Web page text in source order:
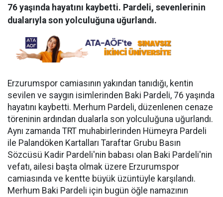
76 yaşında hayatını kaybetti. Pardeli, sevenlerinin
dualarıyla son yolculuğuna uğurlandı.
Erzurumspor camiasının yakından tanıdığı, kentin
sevilen ve saygın isimlerinden Baki Pardeli, 76 yaşında
hayatını kaybetti. Merhum Pardeli, düzenlenen cenaze
töreninin ardından dualarla son yolculuğuna uğurlandı.
Aynı zamanda TRT muhabirlerinden Hümeyra Pardeli
ile Palandöken Kartalları Taraftar Grubu Basın
Sözcüsü Kadir Pardeli'nin babası olan Baki Pardeli'nin
vefatı, ailesi başta olmak üzere Erzurumspor
camiasında ve kentte büyük üzüntüyle karşılandı.
Merhum Baki Pardeli için bugün öğle namazının